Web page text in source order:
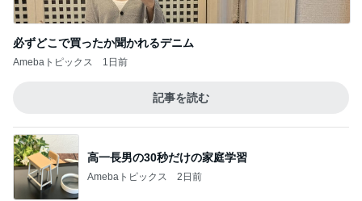
必ずどこで買ったか聞かれるデニム
Amebaトピックス 1日前
記事を読む
高一長男の30秒だけの家庭学習
Amebaトピックス 2日前